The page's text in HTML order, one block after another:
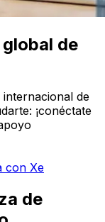
de
de
¡conéctate
con Xe
de